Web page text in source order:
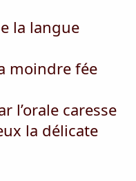
la langue
moindre fée
l’orale caresse
la délicate